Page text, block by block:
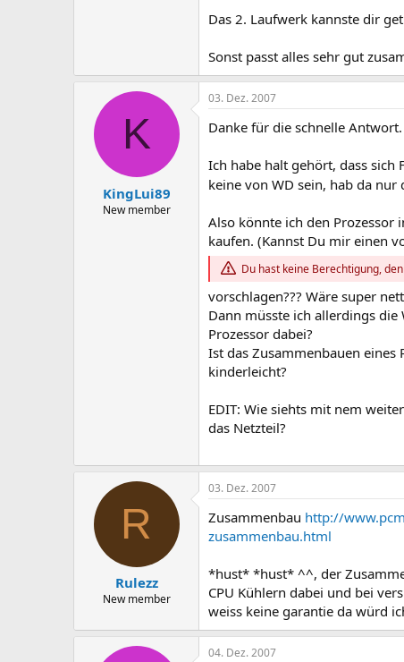
Das 2. Laufwerk kannste dir
Sonst passt alles sehr gut
K
KingLui89
New member
03. Dez. 2007
Danke für die schnelle Antwort.
Ich habe halt gehört, dass sich
keine von WD sein, hab da
Also könnte ich den Prozessor
kaufen. (Kannst Du mir einen
Du hast keine Berechtigung,
vorschlagen??? Wäre super
Dann müsste ich allerdings
Prozessor dabei?
Ist das Zusammenbauen eines
kinderleicht?
EDIT: Wie siehts mit nem
das Netzteil?
R
Rulezz
New member
03. Dez. 2007
Zusammenbau http://
zusammenbau.html
*hust* *hust* ^^, der
CPU Kühlern dabei und bei
weiss keine garantie da würd
04. Dez. 2007